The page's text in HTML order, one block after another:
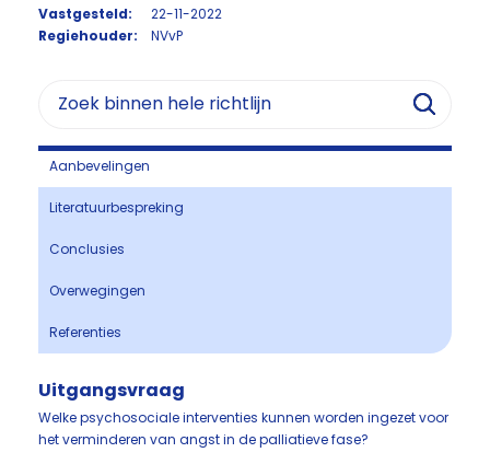
Vastgesteld:
22-11-2022
Regiehouder:
NVvP
Aanbevelingen
Literatuurbespreking
Conclusies
Overwegingen
Referenties
Uitgangsvraag
Welke psychosociale interventies kunnen worden ingezet voor
het verminderen van angst in de palliatieve fase?